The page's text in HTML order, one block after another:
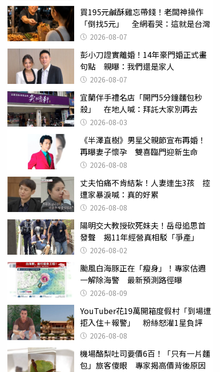
買195元鹹酥雞忘帶錢！老闆神操作
「倒找5元」 全網看哭：這就是台灣
2026-08-07
彭小刀證實離婚！14年豪門婚正式畫
句點 親曝：我們還是家人
2026-08-07
宜蘭伴手禮名店「開門5分鐘麵包秒
殺」 在地人喊：拜託大家別再去
2026-08-03
《半澤直樹》男星父親節宣布再婚！
再曝妻子懷孕 雙喜臨門迎新生命
2026-08-08
丈夫怕痛不肯結紮！人妻連生3孩 控
遭家暴淚喊：真的好累
2026-08-08
陽明交大教授砍死妹夫！岳母追思首
發聲 揭11年經營真相駁「爭產」
2026-08-02
颱風白海豚正在「瘦身」！專家估週
一解除海警 最新預測路徑曝
2026-08-09
YouTuber花19萬開箱度假村「到場遭
拒入住＋報警」 粉絲怒灌1星負評
2026-08-08
機場酪梨吐司要價6百！「只有一片麵
包」旅客傻眼 專家揭高價背後原因